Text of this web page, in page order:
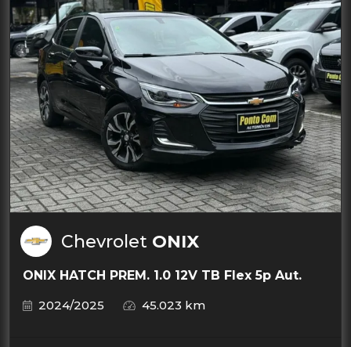
Chevrolet ONIX
ONIX HATCH PREM. 1.0 12V TB Flex 5p Aut.
2024/2025
45.023 km